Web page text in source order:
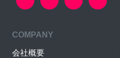
COMPANY
会社概要